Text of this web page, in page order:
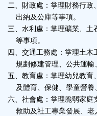
二、財政處：掌理財務行政
出納及公庫等事項。
三、水利處：掌理礦業、土
等事項。
四、交通工務處：掌理土
規劃修建管理、公共運輸
五、教育處：掌理幼兒教育
及體育、保健、學童營養
六、社會處：掌理脆弱家庭
救助及社工專業發展、老